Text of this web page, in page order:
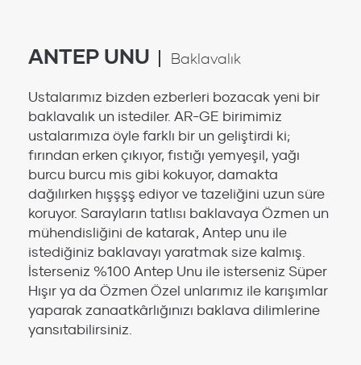
ANTEP UNU Baklavalık
Ustalarımız bizden ezberleri bozacak yeni bir
baklavalık un istediler. AR-GE birimimiz
ustalarımıza öyle farklı bir un geliştirdi ki;
fırından erken çıkıyor, fıstığı yemyeşil, yağı
burcu burcu mis gibi kokuyor, damakta
dağılırken hışşşş ediyor ve tazeliğini uzun süre
koruyor. Sarayların tatlısı baklavaya Özmen un
mühendisliğini de katarak, Antep unu ile
istediğiniz baklavayı yaratmak size kalmış.
İsterseniz %100 Antep Unu ile isterseniz Süper
Hışır ya da Özmen Özel unlarımız ile karışımlar
yaparak zanaatkârlığınızı baklava dilimlerine
yansıtabilirsiniz.